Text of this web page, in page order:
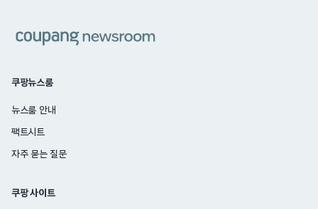
쿠팡뉴스룸
뉴스룸 안내
팩트시트
자주 묻는 질문
쿠팡 사이트